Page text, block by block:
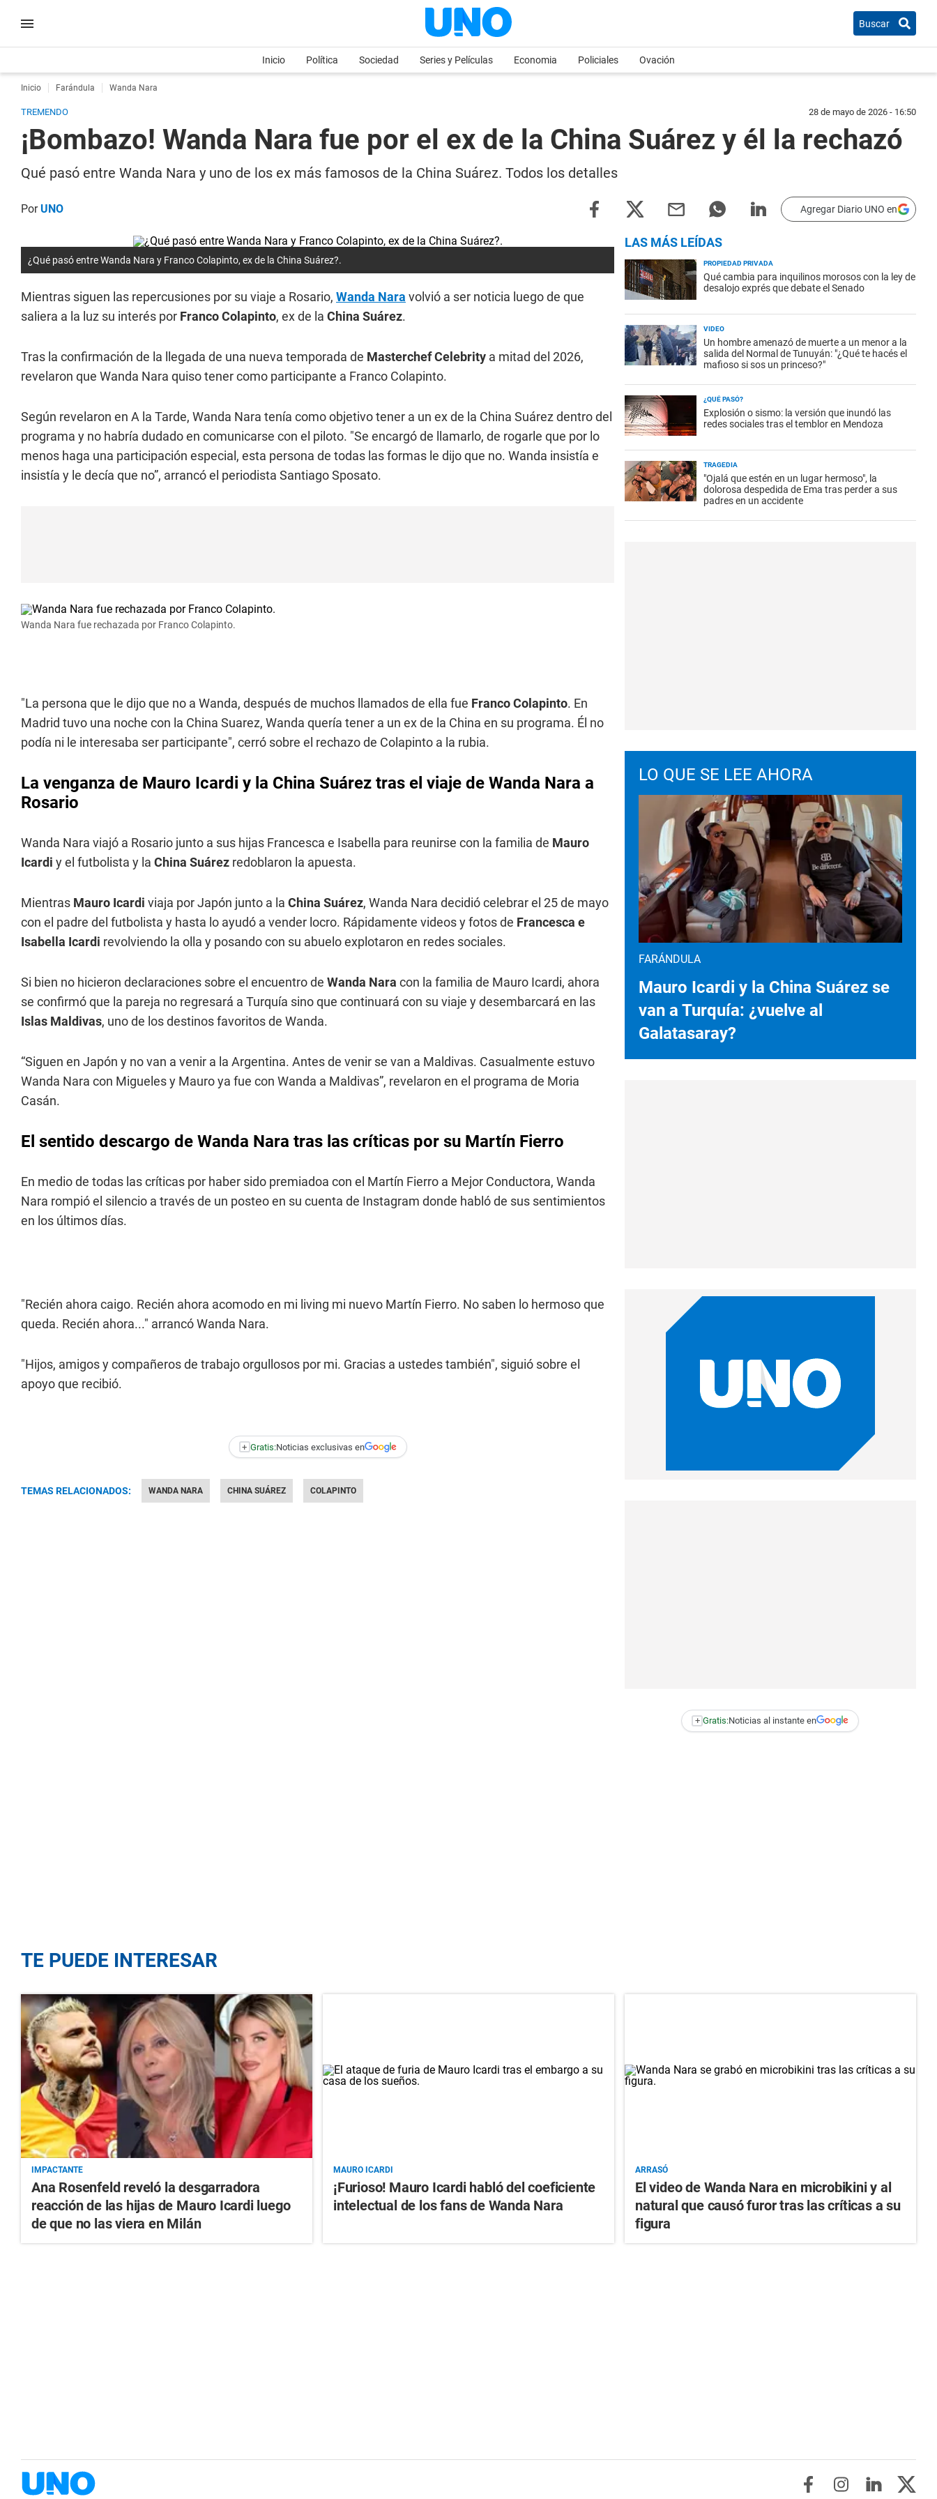
Buscar
Inicio Política Sociedad Series y Películas Economia Policiales Ovación
Inicio Farándula Wanda Nara
TREMENDO 28 de mayo de 2026 - 16:50
¡Bombazo! Wanda Nara fue por el ex de la China Suárez y él la rechazó
Qué pasó entre Wanda Nara y uno de los ex más famosos de la China Suárez. Todos los detalles
PorUNO Agregar Diario UNO en
¿Qué pasó entre Wanda Nara y Franco Colapinto, ex de la China Suárez?.
Mientras siguen las repercusiones por su viaje a Rosario, Wanda Nara volvió a ser noticia luego de que
saliera a la luz su interés por Franco Colapinto, ex de la China Suárez.
Tras la confirmación de la llegada de una nueva temporada de Masterchef Celebrity a mitad del 2026,
revelaron que Wanda Nara quiso tener como participante a Franco Colapinto.
Según revelaron en A la Tarde, Wanda Nara tenía como objetivo tener a un ex de la China Suárez dentro del
programa y no habría dudado en comunicarse con el piloto. "Se encargó de llamarlo, de rogarle que por lo
menos haga una participación especial, esta persona de todas las formas le dijo que no. Wanda insistía e
insistía y le decía que no”, arrancó el periodista Santiago Sposato.
Wanda Nara fue rechazada por Franco Colapinto.
"La persona que le dijo que no a Wanda, después de muchos llamados de ella fue Franco Colapinto. En
Madrid tuvo una noche con la China Suarez, Wanda quería tener a un ex de la China en su programa. Él no
podía ni le interesaba ser participante", cerró sobre el rechazo de Colapinto a la rubia.
La venganza de Mauro Icardi y la China Suárez tras el viaje de Wanda Nara a
Rosario
Wanda Nara viajó a Rosario junto a sus hijas Francesca e Isabella para reunirse con la familia de Mauro
Icardi y el futbolista y la China Suárez redoblaron la apuesta.
Mientras Mauro Icardi viaja por Japón junto a la China Suárez, Wanda Nara decidió celebrar el 25 de mayo
con el padre del futbolista y hasta lo ayudó a vender locro. Rápidamente videos y fotos de Francesca e
Isabella Icardi revolviendo la olla y posando con su abuelo explotaron en redes sociales.
Si bien no hicieron declaraciones sobre el encuentro de Wanda Nara con la familia de Mauro Icardi, ahora
se confirmó que la pareja no regresará a Turquía sino que continuará con su viaje y desembarcará en las
Islas Maldivas, uno de los destinos favoritos de Wanda.
“Siguen en Japón y no van a venir a la Argentina. Antes de venir se van a Maldivas. Casualmente estuvo
Wanda Nara con Migueles y Mauro ya fue con Wanda a Maldivas”, revelaron en el programa de Moria
Casán.
El sentido descargo de Wanda Nara tras las críticas por su Martín Fierro
En medio de todas las críticas por haber sido premiadoa con el Martín Fierro a Mejor Conductora, Wanda
Nara rompió el silencio a través de un posteo en su cuenta de Instagram donde habló de sus sentimientos
en los últimos días.
"Recién ahora caigo. Recién ahora acomodo en mi living mi nuevo Martín Fierro. No saben lo hermoso que
queda. Recién ahora..." arrancó Wanda Nara.
"Hijos, amigos y compañeros de trabajo orgullosos por mi. Gracias a ustedes también", siguió sobre el
apoyo que recibió.
+ Gratis:Noticias exclusivas en
TEMAS RELACIONADOS: WANDA NARA CHINA SUÁREZ COLAPINTO
LAS MÁS LEÍDAS
PROPIEDAD PRIVADA
Qué cambia para inquilinos morosos con la ley de
desalojo exprés que debate el Senado
VIDEO
Un hombre amenazó de muerte a un menor a la
salida del Normal de Tunuyán: "¿Qué te hacés el
mafioso si sos un princeso?"
¿QUÉ PASÓ?
Explosión o sismo: la versión que inundó las
redes sociales tras el temblor en Mendoza
TRAGEDIA
"Ojalá que estén en un lugar hermoso", la
dolorosa despedida de Ema tras perder a sus
padres en un accidente
LO QUE SE LEE AHORA
FARÁNDULA
Mauro Icardi y la China Suárez se
van a Turquía: ¿vuelve al
Galatasaray?
+ Gratis:Noticias al instante en
TE PUEDE INTERESAR
IMPACTANTE
Ana Rosenfeld reveló la desgarradora
reacción de las hijas de Mauro Icardi luego
de que no las viera en Milán
MAURO ICARDI
¡Furioso! Mauro Icardi habló del coeficiente
intelectual de los fans de Wanda Nara
ARRASÓ
El video de Wanda Nara en microbikini y al
natural que causó furor tras las críticas a su
figura